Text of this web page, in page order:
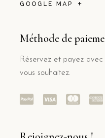
GOOGLE MAP
Méthode de
Réservez et payez
vous souhaitez.